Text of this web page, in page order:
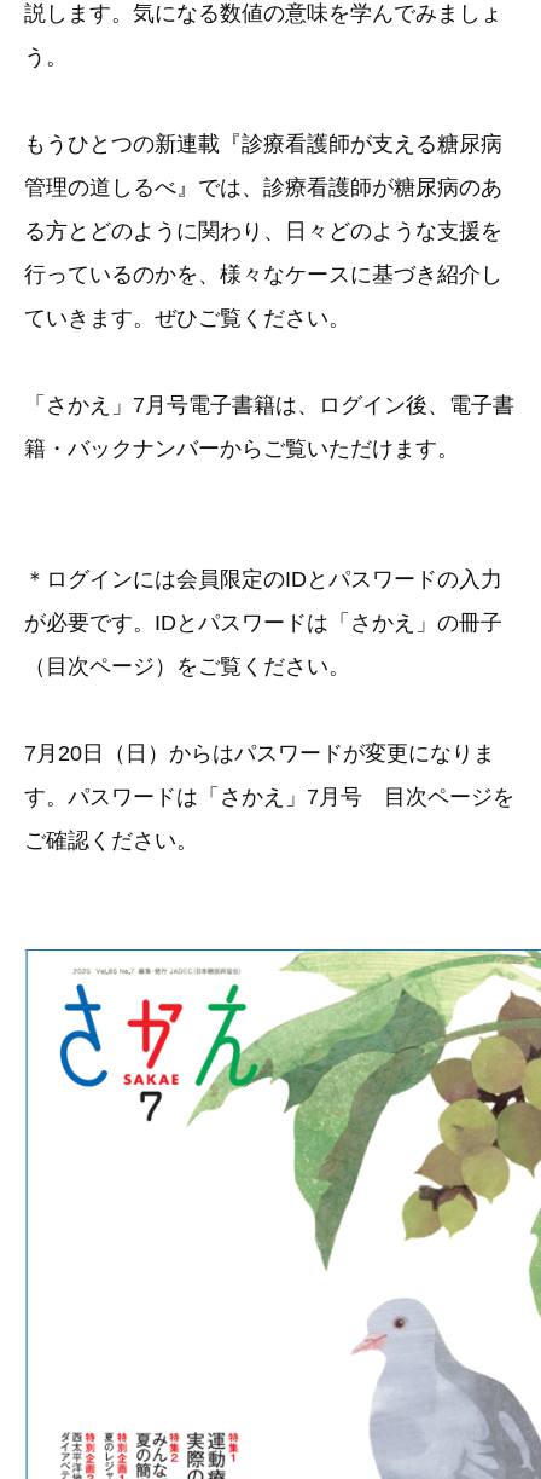
説します。気になる数値の意味を学んでみましょ
う。
もうひとつの新連載『診療看護師が支える糖尿病
管理の道しるべ』では、診療看護師が糖尿病のあ
る方とどのように関わり、日々どのような支援を
行っているのかを、様々なケースに基づき紹介し
ていきます。ぜひご覧ください。
「さかえ」7月号電子書籍は、ログイン後、電子書
籍・バックナンバーからご覧いただけます。
＊ログインには会員限定のIDとパスワードの入力
が必要です。IDとパスワードは「さかえ」の冊子
（目次ページ）をご覧ください。
7月20日（日）からはパスワードが変更になりま
す。パスワードは「さかえ」7月号 目次ページを
ご確認ください。